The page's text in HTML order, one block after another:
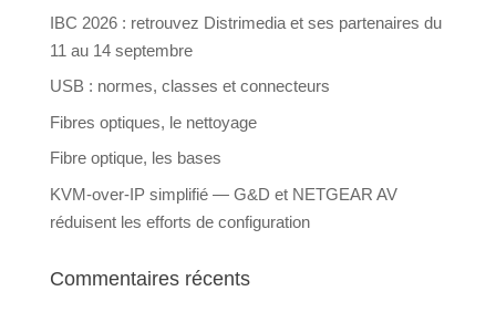
IBC 2026 : retrouvez Distrimedia et ses partenaires du
11 au 14 septembre
USB : normes, classes et connecteurs
Fibres optiques, le nettoyage
Fibre optique, les bases
KVM-over-IP simplifié — G&D et NETGEAR AV
réduisent les efforts de configuration
Commentaires récents